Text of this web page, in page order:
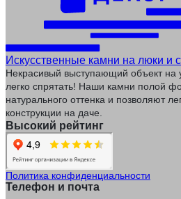
Искусственные камни на люки и
Некрасивый выступающий объект на
легко спрятать! Наши камни полой
натурального оттенка и позволяют
конструкции на даче.
Высокий рейтинг
Политика конфиденциальности
Телефон и почта